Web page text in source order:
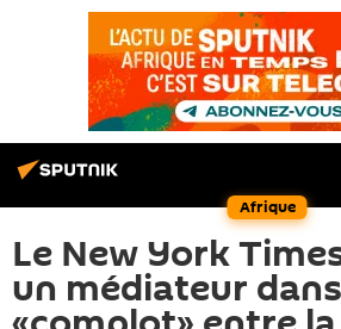
Afrique
Le New York
un médiateur